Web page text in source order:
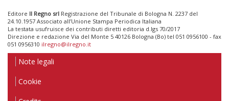
Editore Il Regno srl Registrazione del Tribunale di Bologna N. 2237 del
24.10.1957 Associato all’Unione Stampa Periodica Italiana
La testata usufruisce dei contributi diretti editoria d.lgs 70/2017
Direzione e redazione Via del Monte 5 40126 Bologna (Bo) tel 051 0956100 - fax
051 0956310 ilregno@ilregno.it
Note legali
Cookie